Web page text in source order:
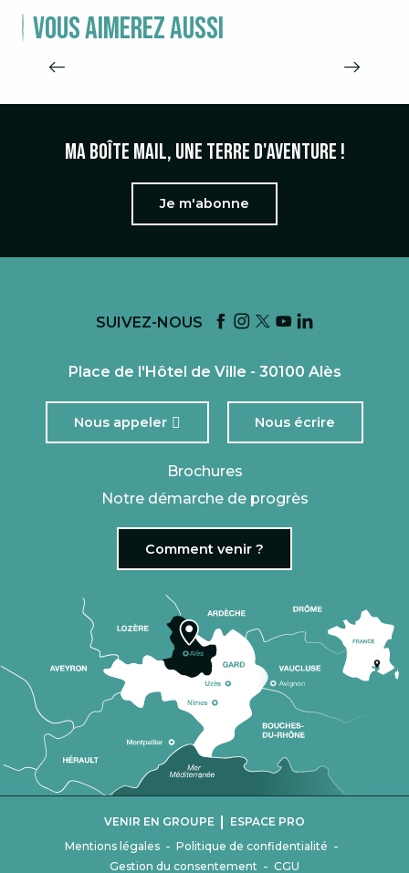
Vous aimerez aussi
Ma boîte mail, une terre d'aventure !
Je m'abonne
SUIVEZ-NOUS
Place de l'Hôtel de Ville - 30100 Alès
Nous appeler Nous écrire
Brochures
Notre démarche de progrès
Comment venir ?
Mentions légales - Politique de confidentialité -
Gestion du consentement - CGU
VENIR EN GROUPE | ESPACE PRO